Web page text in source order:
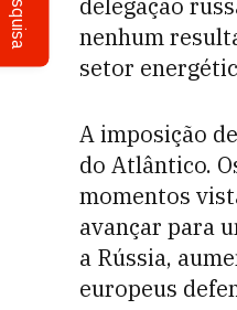
delegação
nenhum
setor
A imposição
do Atlântico.
momentos
avançar para
a Rússia,
europeus